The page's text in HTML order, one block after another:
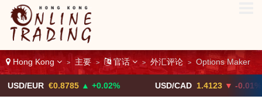
Hong Kong > 主要 > 官话 > 外汇评论 > Options Maker
€0.8785 ▲ +0.02% USD/CAD 1.4123 ▼ -0.01%